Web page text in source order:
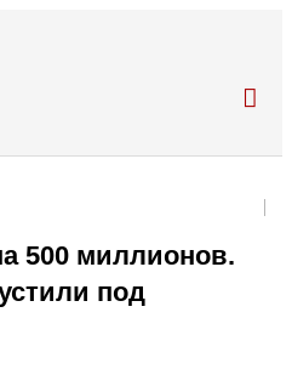
500 миллионов.
под